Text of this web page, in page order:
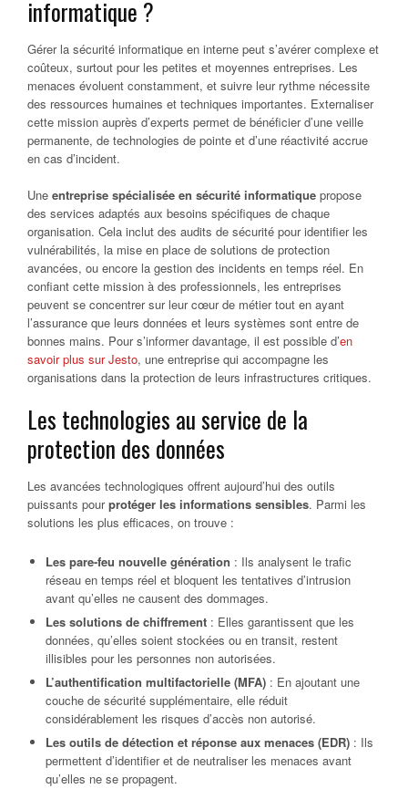
informatique ?
Gérer la sécurité informatique en interne peut s’avérer complexe et
coûteux, surtout pour les petites et moyennes entreprises. Les
menaces évoluent constamment, et suivre leur rythme nécessite
des ressources humaines et techniques importantes. Externaliser
cette mission auprès d’experts permet de bénéficier d’une veille
permanente, de technologies de pointe et d’une réactivité accrue
en cas d’incident.
Une entreprise spécialisée en sécurité informatique propose
des services adaptés aux besoins spécifiques de chaque
organisation. Cela inclut des audits de sécurité pour identifier les
vulnérabilités, la mise en place de solutions de protection
avancées, ou encore la gestion des incidents en temps réel. En
confiant cette mission à des professionnels, les entreprises
peuvent se concentrer sur leur cœur de métier tout en ayant
l’assurance que leurs données et leurs systèmes sont entre de
bonnes mains. Pour s’informer davantage, il est possible d’en
savoir plus sur Jesto, une entreprise qui accompagne les
organisations dans la protection de leurs infrastructures critiques.
Les technologies au service de la
protection des données
Les avancées technologiques offrent aujourd’hui des outils
puissants pourprotéger les informations sensibles. Parmi les
solutions les plus efficaces, on trouve :
Les pare-feu nouvelle génération : Ils analysent le trafic
réseau en temps réel et bloquent les tentatives d’intrusion
avant qu’elles ne causent des dommages.
Les solutions de chiffrement : Elles garantissent que les
données, qu’elles soient stockées ou en transit, restent
illisibles pour les personnes non autorisées.
L’authentification multifactorielle (MFA) : En ajoutant une
couche de sécurité supplémentaire, elle réduit
considérablement les risques d’accès non autorisé.
Les outils de détection et réponse aux menaces (EDR) : Ils
permettent d’identifier et de neutraliser les menaces avant
qu’elles ne se propagent.